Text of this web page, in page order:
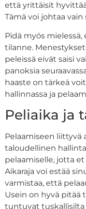
että yrittäisit
Tämä voi johtaa
Pidä myös
tilanne.
peleissä eivät saisi
panoksia
haaste on tärkeä
hallinnassa ja
Peliaika ja
Pelaamiseen liittyvä
taloudellinen
pelaamiselle, jotta
Aikaraja voi estää
varmistaa, että
Usein on hyvä pitää
tuntuvat tuskallisilta